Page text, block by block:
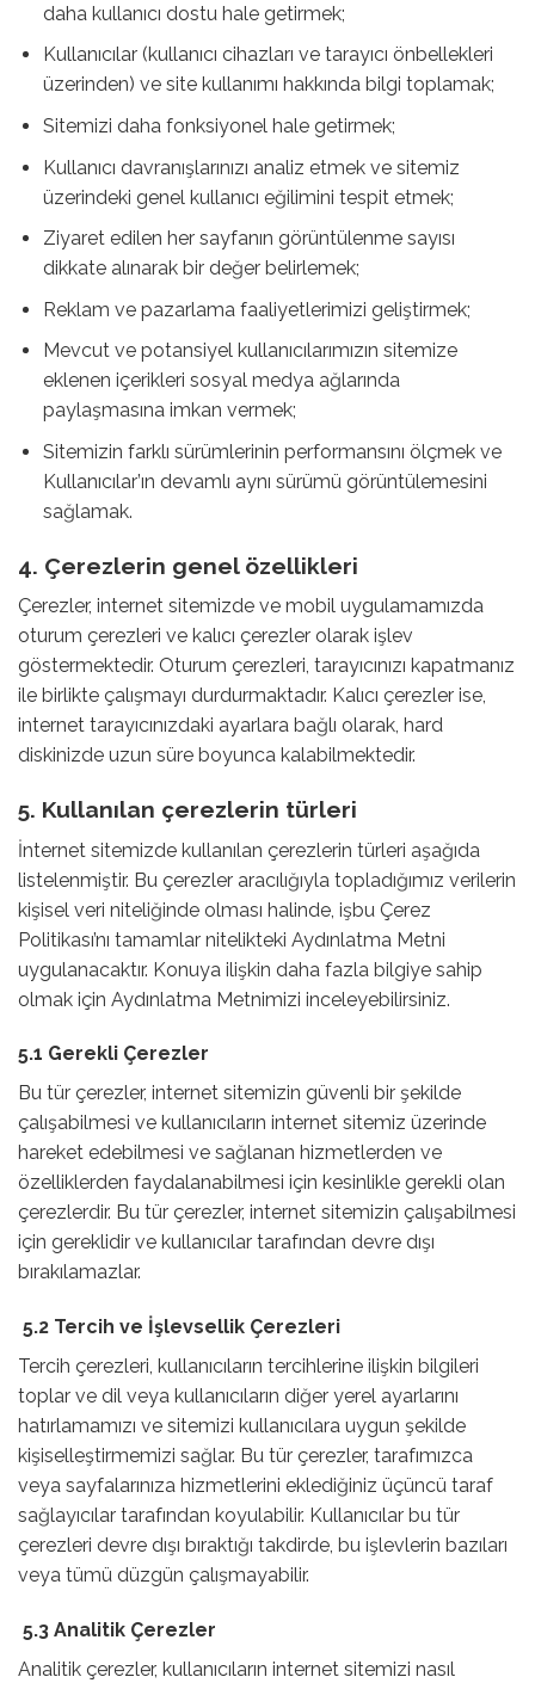
daha kullanıcı dostu hale getirmek;
Kullanıcılar (kullanıcı cihazları ve tarayıcı önbellekleri
üzerinden) ve site kullanımı hakkında bilgi toplamak;
Sitemizi daha fonksiyonel hale getirmek;
Kullanıcı davranışlarınızı analiz etmek ve sitemiz
üzerindeki genel kullanıcı eğilimini tespit etmek;
Ziyaret edilen her sayfanın görüntülenme sayısı
dikkate alınarak bir değer belirlemek;
Reklam ve pazarlama faaliyetlerimizi geliştirmek;
Mevcut ve potansiyel kullanıcılarımızın sitemize
eklenen içerikleri sosyal medya ağlarında
paylaşmasına imkan vermek;
Sitemizin farklı sürümlerinin performansını ölçmek ve
Kullanıcılar’ın devamlı aynı sürümü görüntülemesini
sağlamak.
4. Çerezlerin genel özellikleri
Çerezler, internet sitemizde ve mobil uygulamamızda
oturum çerezleri ve kalıcı çerezler olarak işlev
göstermektedir. Oturum çerezleri, tarayıcınızı kapatmanız
ile birlikte çalışmayı durdurmaktadır. Kalıcı çerezler ise,
internet tarayıcınızdaki ayarlara bağlı olarak, hard
diskinizde uzun süre boyunca kalabilmektedir.
5. Kullanılan çerezlerin türleri
İnternet sitemizde kullanılan çerezlerin türleri aşağıda
listelenmiştir. Bu çerezler aracılığıyla topladığımız verilerin
kişisel veri niteliğinde olması halinde, işbu Çerez
Politikası’nı tamamlar nitelikteki Aydınlatma Metni
uygulanacaktır. Konuya ilişkin daha fazla bilgiye sahip
olmak için Aydınlatma Metnimizi inceleyebilirsiniz.
5.1 Gerekli Çerezler
Bu tür çerezler, internet sitemizin güvenli bir şekilde
çalışabilmesi ve kullanıcıların internet sitemiz üzerinde
hareket edebilmesi ve sağlanan hizmetlerden ve
özelliklerden faydalanabilmesi için kesinlikle gerekli olan
çerezlerdir. Bu tür çerezler, internet sitemizin çalışabilmesi
için gereklidir ve kullanıcılar tarafından devre dışı
bırakılamazlar.
5.2 Tercih ve İşlevsellik Çerezleri
Tercih çerezleri, kullanıcıların tercihlerine ilişkin bilgileri
toplar ve dil veya kullanıcıların diğer yerel ayarlarını
hatırlamamızı ve sitemizi kullanıcılara uygun şekilde
kişiselleştirmemizi sağlar. Bu tür çerezler, tarafımızca
veya sayfalarınıza hizmetlerini eklediğiniz üçüncü taraf
sağlayıcılar tarafından koyulabilir. Kullanıcılar bu tür
çerezleri devre dışı bıraktığı takdirde, bu işlevlerin bazıları
veya tümü düzgün çalışmayabilir.
5.3 Analitik Çerezler
Analitik çerezler, kullanıcıların internet sitemizi nasıl